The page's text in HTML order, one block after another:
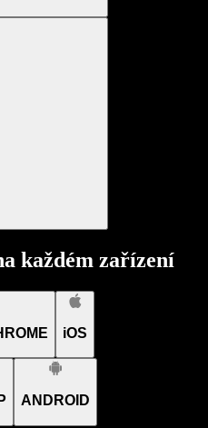
každém zařízení
iOS
ANDROID